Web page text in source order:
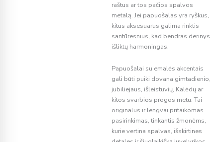
raštus ar tos pačios spalvos
metalą. Jei papuošalas yra ryškus,
kitus aksesuarus galima rinktis
santūresnius, kad bendras derinys
išliktų harmoningas.
Papuošalai su emalės akcentais
gali būti puiki dovana gimtadienio,
jubiliejaus, išleistuvių, Kalėdų ar
kitos svarbios progos metu. Tai
originalus ir lengvai pritaikomas
pasirinkimas, tinkantis žmonėms,
kurie vertina spalvas, išskirtines